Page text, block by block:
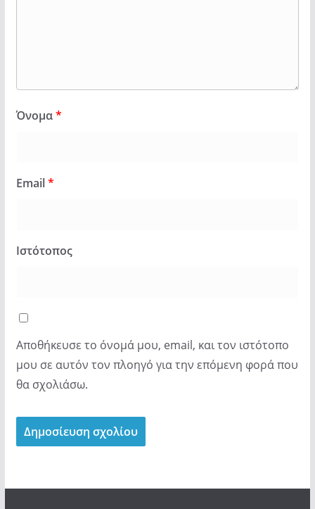
Όνομα*
Email*
Ιστότοπος
Αποθήκευσε το όνομά μου, email, και τον ιστότοπο
μου σε αυτόν τον πλοηγό για την επόμενη φορά που
θα σχολιάσω.